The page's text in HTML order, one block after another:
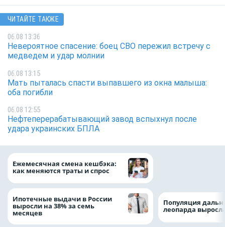
ЧИТАЙТЕ ТАКЖЕ
06.08 13:36
Невероятное спасение: боец СВО пережил встречу с
медведем и удар молнии
06.08 13:15
Мать пыталась спасти выпавшего из окна малыша:
оба погибли
06.08 12:55
Нефтеперерабатывающий завод вспыхнул после
удара украинских БПЛА
Ежемесячная смена кешбэка:
как меняются траты и спрос
Ипотечные выдачи в России
выросли на 38% за семь
месяцев
Популяция
леопарда